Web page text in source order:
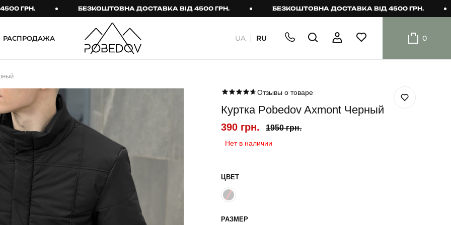
БЕЗКОШТОВНА ДОСТАВКА ВІД 4500 ГРН. БЕЗКОШТОВНА ДОСТАВКА ВІД 4500 ГРН.
Джогери
Карго
Спортивні штани
Лосины
Джинсы
КОМПЛЕКТИ
Куртка й штани
Тактичні рукавиці
Тактичні шкарпетки
ТЕРМО-КОМПЛЕКТИ
ФУТБОЛКИ І СОРОЧКИ
шорти
Шорти
РАСПРОДАЖА UA RU 0
Отзывы о товаре
Куртка Pobedov Axmont Черный
390 грн. 1950 грн.
Нет в наличии
ЦВЕТ
РАЗМЕР